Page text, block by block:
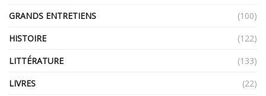
GRANDS ENTRETIENS
(100)
HISTOIRE
(122)
LITTÉRATURE
(133)
LIVRES
(22)